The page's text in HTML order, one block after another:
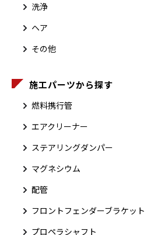
洗浄
ヘア
その他
施工パーツから探す
燃料携行管
エアクリーナー
ステアリングダンパー
マグネシウム
配管
フロントフェンダーブラケット
プロペラシャフト